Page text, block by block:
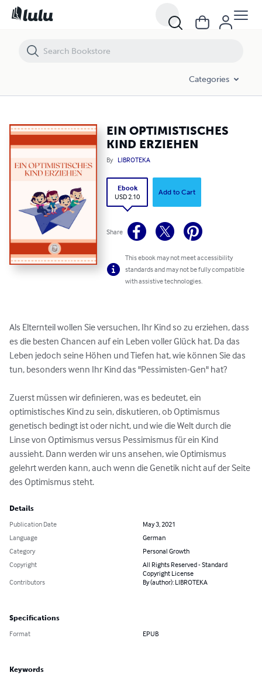
Categories
EIN OPTIMISTISCHES
KIND ERZIEHEN
By LIBROTEKA
Ebook
USD 2.10
Add to Cart
Share
This ebook may not meet accessibility
standards and may not be fully compatible
with assistive technologies.
Als Elternteil wollen Sie versuchen, Ihr Kind so zu erziehen, dass
es die besten Chancen auf ein Leben voller Glück hat. Da das
Leben jedoch seine Höhen und Tiefen hat, wie können Sie das
tun, besonders wenn Ihr Kind das "Pessimisten-Gen" hat?
Zuerst müssen wir definieren, was es bedeutet, ein
optimistisches Kind zu sein, diskutieren, ob Optimismus
genetisch bedingt ist oder nicht, und wie die Welt durch die
Linse von Optimismus versus Pessimismus für ein Kind
aussieht. Dann werden wir uns ansehen, wie Optimismus
gelehrt werden kann, auch wenn die Genetik nicht auf der Seite
des Optimismus steht.
Details
Publication Date
May 3, 2021
Language
German
Category
Personal Growth
Copyright
All Rights Reserved - Standard
Copyright License
Contributors
By (author): LIBROTEKA
Specifications
Format EPUB
Keywords
EIN OPTIMISTISCHES KIND ERZIEHEN